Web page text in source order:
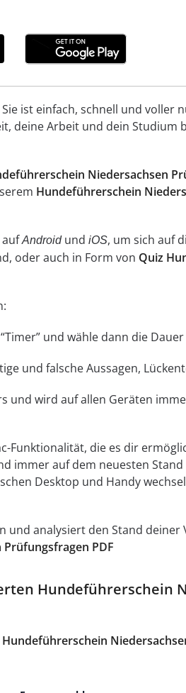
ist einfach, schnell und voller
deine Arbeit und dein Studium
Niedersachsen
Hundeführerschein
aufAndroidund iOS, um sich auf
oder auch in Form von Quiz
und wähle dann die
und falsche Aussagen,
und wird auf allen Geräten
Funktionalität, die es dir
immer auf dem neuesten
Desktop und Handy
analysiert den Stand
PDF
Hundeführerschein